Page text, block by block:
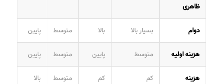
ظاهری
دوام بسیار بالا بالا متوسط پایین
هزینه اولیه متوسط پایین متوسط پایین
هزینه
کم کم متوسط بالا